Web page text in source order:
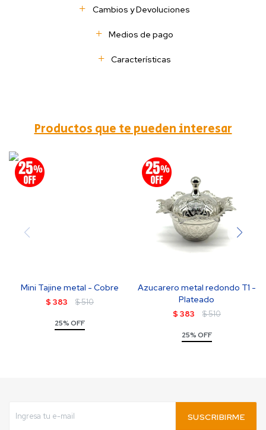
Cambios y Devoluciones
Medios de pago
Características
Productos que te pueden interesar
Mini Tajine metal - Cobre
$ 383 $510
25% OFF
Azucarero metal redondo T1 -
Plateado
$ 383 $510
25% OFF
SUSCRIBIRME